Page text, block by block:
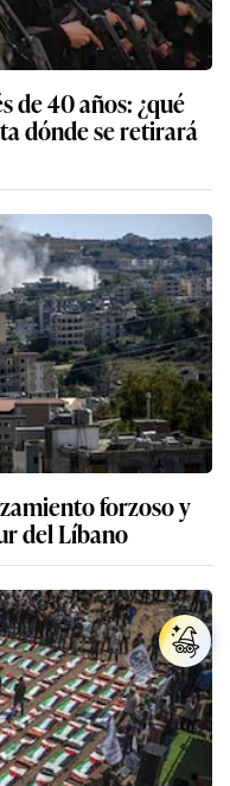
de 40 años: ¿qué
dónde se retirará
forzoso y
del Líbano